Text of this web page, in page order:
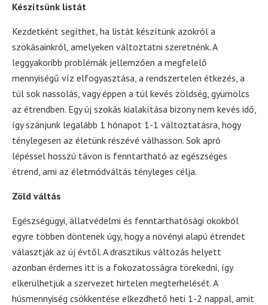
Készítsünk listát
Kezdetként segíthet, ha listát készítünk azokról a
szokásainkról, amelyeken változtatni szeretnénk. A
leggyakoribb problémák jellemzően a megfelelő
mennyiségű víz elfogyasztása, a rendszertelen étkezés, a
túl sok nassolás, vagy éppen a túl kevés zöldség, gyümölcs
az étrendben. Egy új szokás kialakítása bizony nem kevés idő,
így szánjunk legalább 1 hónapot 1-1 változtatásra, hogy
ténylegesen az életünk részévé válhasson. Sok apró
lépéssel hosszú távon is fenntartható az egészséges
étrend, ami az életmódváltás tényleges célja.
Zöld váltás
Egészségügyi, állatvédelmi és fenntarthatósági okokból
egyre többen döntenek úgy, hogy a növényi alapú étrendet
választják az új évtől. A drasztikus változás helyett
azonban érdemes itt is a fokozatosságra törekedni, így
elkerülhetjük a szervezet hirtelen megterhelését. A
húsmennyiség csökkentése elkezdhető heti 1-2 nappal, amit